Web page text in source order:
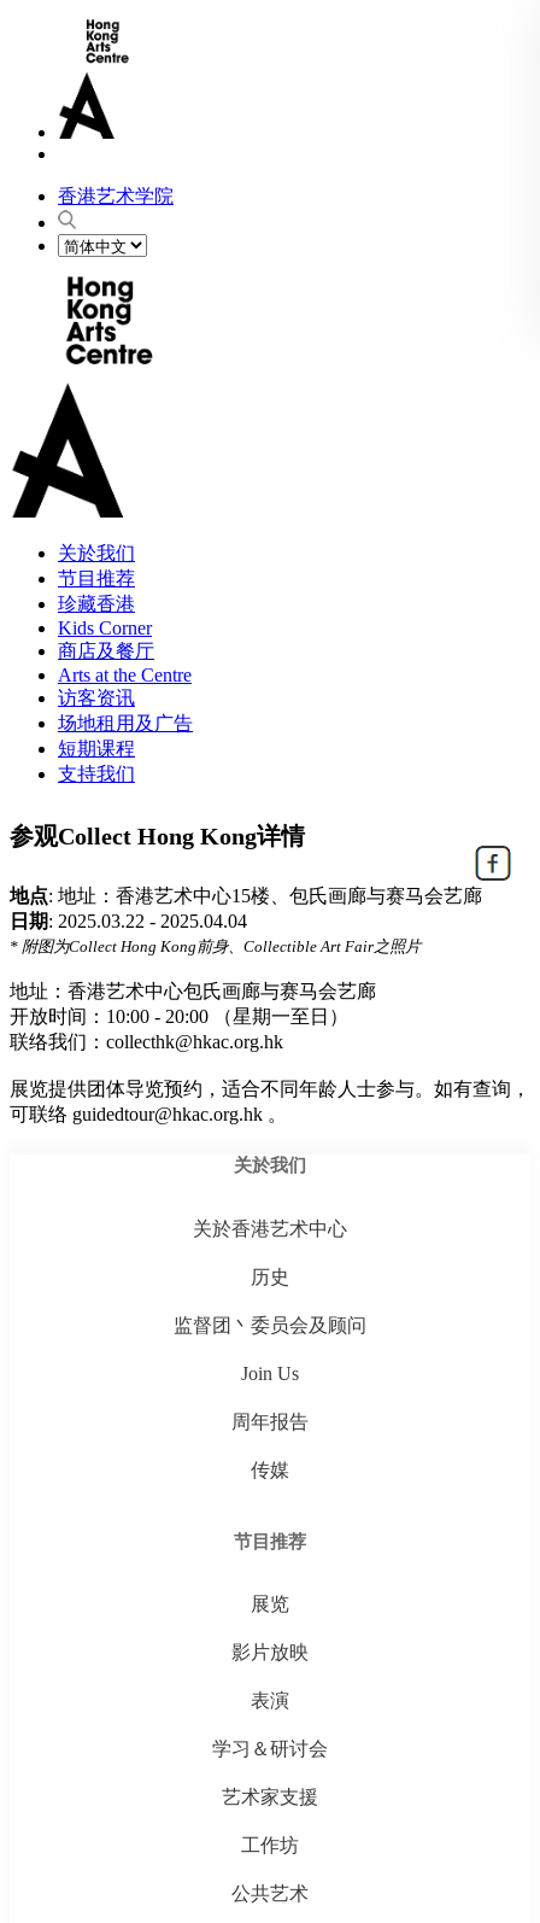
香港艺术学院
关於我们
节目推荐
珍藏香港
Kids Corner
商店及餐厅
Arts at the Centre
访客资讯
场地租用及广告
短期课程
支持我们
参观Collect Hong Kong详情
地点: 地址：香港艺术中心15楼、包氏画廊与赛马会艺廊
日期: 2025.03.22 - 2025.04.04
* 附图为Collect Hong Kong前身、Collectible Art Fair之照片
地址：香港艺术中心包氏画廊与赛马会艺廊
开放时间：10:00 - 20:00 （星期一至日）
联络我们：collecthk@hkac.org.hk
展览提供团体导览预约，适合不同年龄人士参与。如有查询，
可联络 guidedtour@hkac.org.hk 。
关於我们
关於香港艺术中心
历史
监督团丶委员会及顾问
Join Us
周年报告
传媒
节目推荐
展览
影片放映
表演
学习＆研讨会
艺术家支援
工作坊
公共艺术